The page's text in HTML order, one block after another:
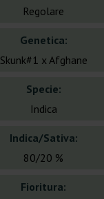
Regolare
Genetica:
Skunk#1 x Afghane
Specie:
Indica
Indica/Sativa:
80/20 %
Fioritura: